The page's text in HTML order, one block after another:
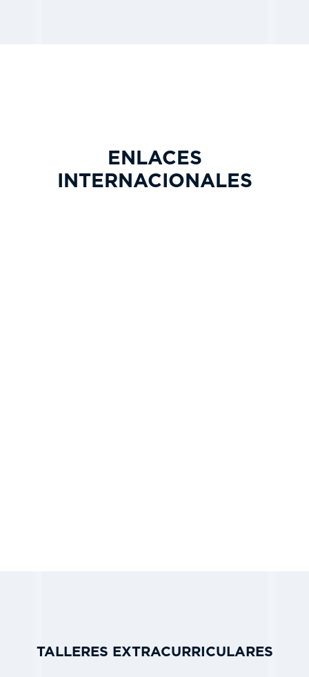
ENLACES
INTERNACIONALES
TALLERES EXTRACURRICULARES